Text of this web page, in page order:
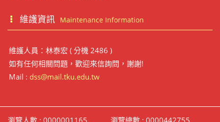
維護資訊 Maintenance Information
維護人員：林泰宏 ( 分機 2486 )
如有任何相關問題，歡迎來信詢問，謝謝!
Mail : dss@mail.tku.edu.tw
瀏覽人數 : 0000001165 瀏覽總數 : 0000442755